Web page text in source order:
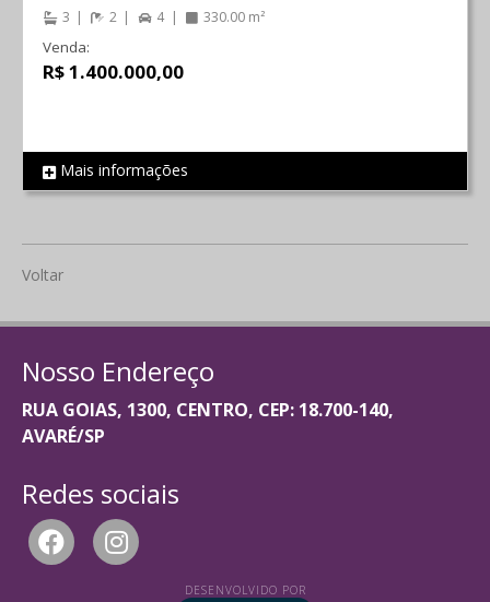
REF 1740
3 2 4 330.00 m²
Venda:
R$ 1.400.000,00
Mais informações
Voltar
Nosso Endereço
RUA GOIAS, 1300, CENTRO, CEP: 18.700-140,
AVARÉ/SP
Redes sociais
DESENVOLVIDO POR